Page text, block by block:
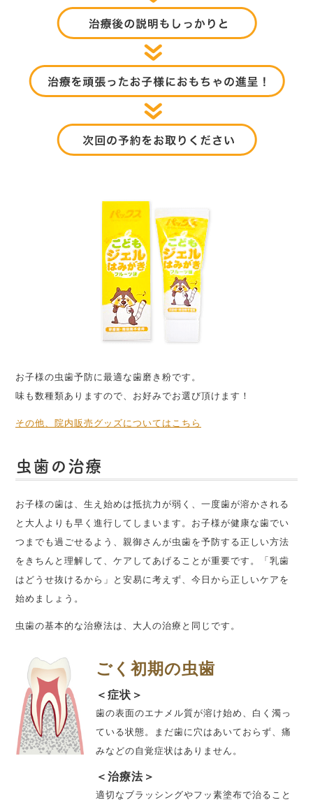
お子様の虫歯予防に最適な歯磨き粉です。
味も数種類ありますので、お好みでお選び頂けます！
その他、院内販売グッズについてはこちら
虫歯の治療
お子様の歯は、生え始めは抵抗力が弱く、一度歯が溶かされる
と大人よりも早く進行してしまいます。お子様が健康な歯でい
つまでも過ごせるよう、親御さんが虫歯を予防する正しい方法
をきちんと理解して、ケアしてあげることが重要です。「乳歯
はどうせ抜けるから」と安易に考えず、今日から正しいケアを
始めましょう。
虫歯の基本的な治療法は、大人の治療と同じです。
ごく初期の虫歯
＜症状＞
歯の表面のエナメル質が溶け始め、白く濁っ
ている状態。まだ歯に穴はあいておらず、痛
みなどの自覚症状はありません。
＜治療法＞
適切なブラッシングやフッ素塗布で治ること